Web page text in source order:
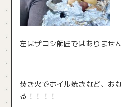
左はザコシ師匠ではありませ
焚き火でホイル焼きなど、お
る！！！！